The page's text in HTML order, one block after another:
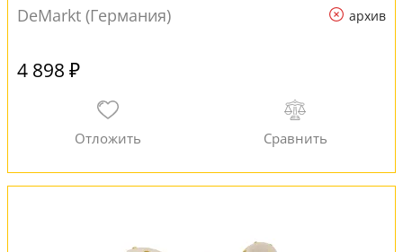
DeMarkt (Германия)
архив
4 898 ₽